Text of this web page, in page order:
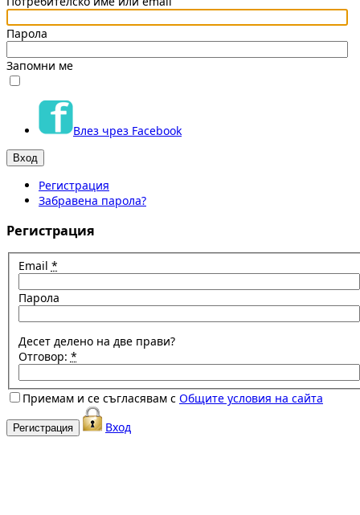
Парола
Запомни ме
Влез чрез Facebook
Регистрация
Забравена парола?
Регистрация
Email *
Парола
Десет делено на две прави?
Отговор: *
Приемам и се съгласявам с Общите условия на сайта
Вход